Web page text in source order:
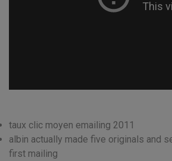
taux clic moyen emailing 2011
albin actually made five originals and
first mailing